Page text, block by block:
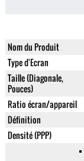
Nom du Produit
Type d'Ecran
Taille (Diagonale,
Pouces)
Ratio écran/appareil
Définition
Densité (PPP)